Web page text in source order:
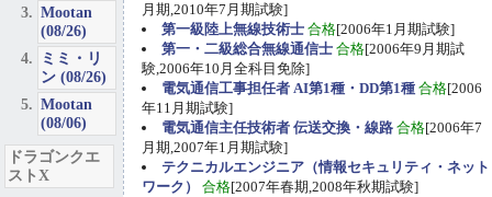
月期,2010年7月期試験]
第一級陸上無線技術士 合格[2006年1月期試験]
第一・二級総合無線通信士 合格[2006年9月期試
験,2006年10月全科目免除]
電気通信工事担任者 AI第1種・DD第1種 合格[2006
年11月期試験]
電気通信主任技術者 伝送交換・線路 合格[2006年7
月期,2007年1月期試験]
テクニカルエンジニア（情報セキュリティ・ネット
ワーク）
合格[2007年春期,2008年秋期試験]
Mootan
(08/26)
ミミ・リ
ン (08/26)
Mootan
(08/06)
ドラゴンクエ
ストX